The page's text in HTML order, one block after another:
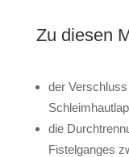
Zu diesen
der
die
Fistelganges